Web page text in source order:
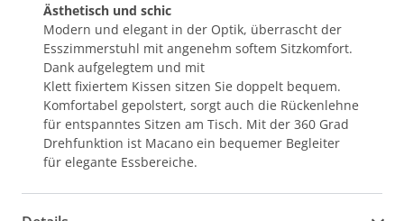
Ästhetisch und schic
Modern und elegant in der Optik, überrascht der
Esszimmerstuhl mit angenehm softem Sitzkomfort.
Dank aufgelegtem und mit
Klett fixiertem Kissen sitzen Sie doppelt bequem.
Komfortabel gepolstert, sorgt auch die Rückenlehne
für entspanntes Sitzen am Tisch. Mit der 360 Grad
Drehfunktion ist Macano ein bequemer Begleiter
für elegante Essbereiche.